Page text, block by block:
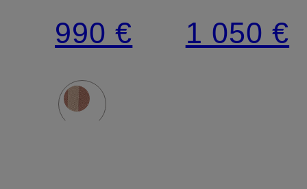
STRIPY
990 €
à clous
1 050 €